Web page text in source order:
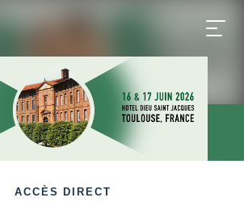
ACCÈS DIRECT